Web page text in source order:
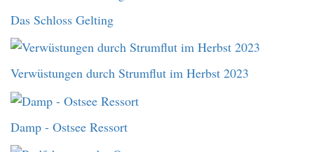
Das Schloss Gelting
Verwüstungen durch Strumflut im Herbst 2023
Damp - Ostsee Ressort